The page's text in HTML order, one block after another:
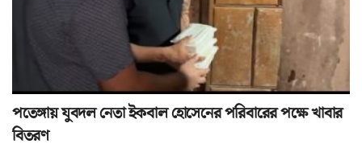
পতেঙ্গায় যুবদল নেতা ইকবাল হোসেনের পরিবারের পক্ষে খাবার
বিতরণ